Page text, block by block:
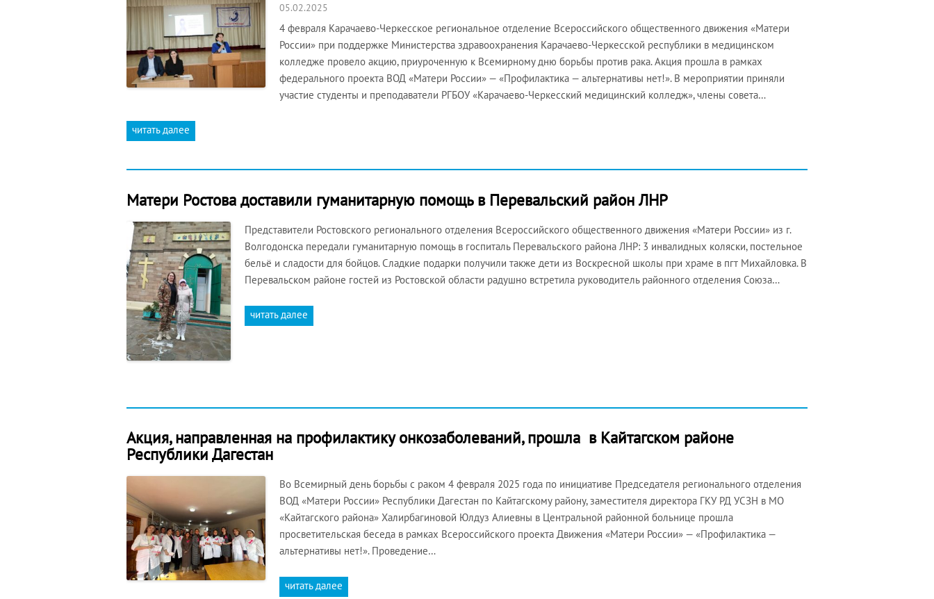
05.02.2025
4 февраля Карачаево-Черкесское региональное отделение Всероссийского общественного движения «Матери
России» при поддержке Министерства здравоохранения Карачаево-Черкесской республики в медицинском
колледже провело акцию, приуроченную к Всемирному дню борьбы против рака. Акция прошла в рамках
федерального проекта ВОД «Матери России» — «Профилактика — альтернативы нет!». В мероприятии приняли
участие студенты и преподаватели РГБОУ «Карачаево-Черкесский медицинский колледж», члены совета…
читать далее
Матери Ростова доставили гуманитарную помощь в Перевальский район ЛНР
Представители Ростовского регионального отделения Всероссийского общественного движения «Матери России» из г.
Волгодонска передали гуманитарную помощь в госпиталь Перевальского района ЛНР: 3 инвалидных коляски, постельное
бельё и сладости для бойцов. Сладкие подарки получили также дети из Воскресной школы при храме в пгт Михайловка. В
Перевальском районе гостей из Ростовской области радушно встретила руководитель районного отделения Союза…
читать далее
Акция, направленная на профилактику онкозаболеваний, прошла в Кайтагском районе
Республики Дагестан
Во Всемирный день борьбы с раком 4 февраля 2025 года по инициативе Председателя регионального отделения
ВОД «Матери России» Республики Дагестан по Кайтагскому району, заместителя директора ГКУ РД УСЗН в МО
«Кайтагского района» Халирбагиновой Юлдуз Алиевны в Центральной районной больнице прошла
просветительская беседа в рамках Всероссийского проекта Движения «Матери России» — «Профилактика —
альтернативы нет!». Проведение…
читать далее